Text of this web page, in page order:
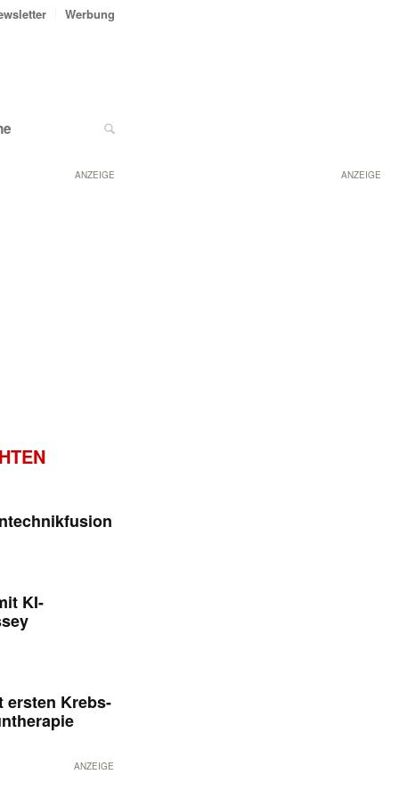
ANZEIGE
Werbung
ANZEIGE
KI-
ersten Krebs-
ANZEIGE